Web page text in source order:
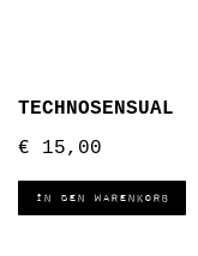
TECHNOSENSUAL
€ 15,00
In den Warenkorb